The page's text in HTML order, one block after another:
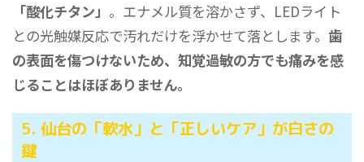
「酸化チタン」 。エナメル質を溶かさず、LEDライト
との光触媒反応で汚れだけを浮かせて落とします。歯
の表面を傷つけないため、知覚過敏の方でも痛みを感
じることはほぼありません。
5. 仙台の「軟水」と「正しいケア」が白さの
鍵